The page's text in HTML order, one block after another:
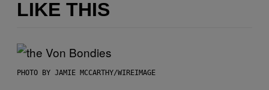
LIKE THIS
PHOTO BY JAMIE MCCARTHY/WIREIMAGE